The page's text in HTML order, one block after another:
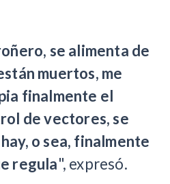
se alimenta de
muertos, me
finalmente el
de vectores, se
o sea, finalmente
regula", expresó.